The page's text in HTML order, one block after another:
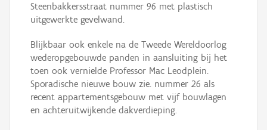
Steenbakkersstraat nummer 96 met plastisch
uitgewerkte gevelwand.
Blijkbaar ook enkele na de Tweede Wereldoorlog
wederopgebouwde panden in aansluiting bij het
toen ook vernielde Professor Mac Leodplein.
Sporadische nieuwe bouw zie. nummer 26 als
recent appartementsgebouw met vijf bouwlagen
en achteruitwijkende dakverdieping.